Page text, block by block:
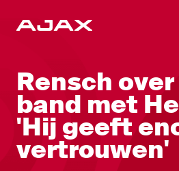
Rensch
band met
'Hij geeft
vertrouwen'